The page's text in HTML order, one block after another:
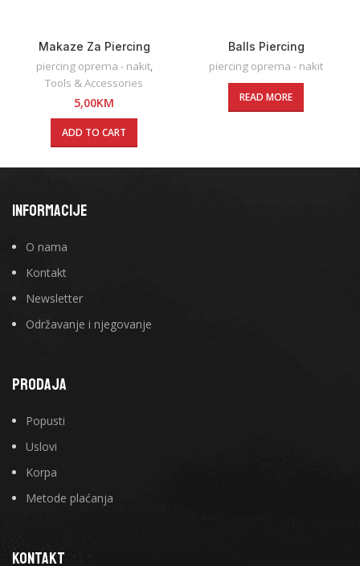
Makaze Za Piercing
piercing oprema - nakit,
Tools & Accessories
5,00KM
ADD TO CART
Balls Piercing
piercing oprema - nakit
READ MORE
INFORMACIJE
O nama
Kontakt
Newsletter
Održavanje i njegovanje
PRODAJA
Popusti
Uslovi
Korpa
Metode plaćanja
KONTAKT